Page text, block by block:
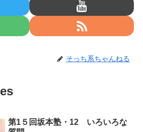
そっち系ちゃんねる
第1５回坂本塾・12 いろいろな